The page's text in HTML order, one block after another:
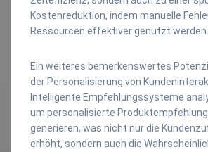
Kostenreduktion, indem manuelle
Ressourcen effektiver genutzt werden.
Ein weiteres bemerkenswertes
der Personalisierung von
Intelligente Empfehlungssysteme
um personalisierte
generieren, was nicht nur die
erhöht, sondern auch die